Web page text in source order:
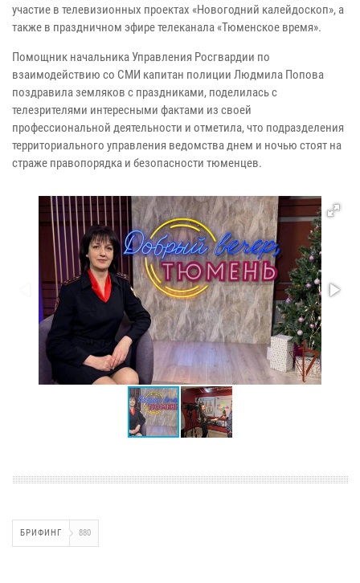
участие в телевизионных проектах «Новогодний калейдоскоп», а
также в праздничном эфире телеканала «Тюменское время».
Помощник начальника Управления Росгвардии по
взаимодействию со СМИ капитан полиции Людмила Попова
поздравила земляков с праздниками, поделилась с
телезрителями интересными фактами из своей
профессиональной деятельности и отметила, что подразделения
территориального управления ведомства днем и ночью стоят на
страже правопорядка и безопасности тюменцев.
БРИФИНГ 880